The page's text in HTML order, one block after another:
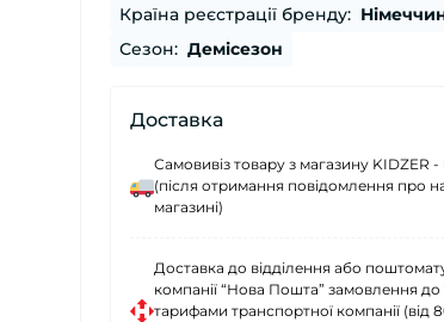
Країна реєстрації бренду:
Сезон: Демісезон
Доставка
Самовивіз товару з магазину KIDZER
(після отримання повідомлення про
магазині)
Доставка до відділення або
компанії “Нова Пошта” замовлення до
тарифами транспортної компанії (від